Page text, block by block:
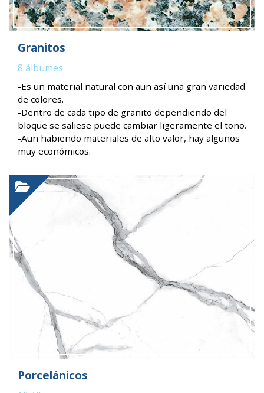
Granitos
8 álbumes
-Es un material natural con aun así una gran variedad
de colores.
-Dentro de cada tipo de granito dependiendo del
bloque se saliese puede cambiar ligeramente el tono.
-Aun habiendo materiales de alto valor, hay algunos
muy económicos.
Porcelánicos